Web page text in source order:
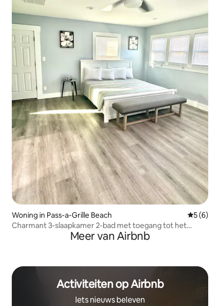
Woning in Pass-a-Grille Beach
5 (6)
Charmant 3-slaapkamer 2-bad met toegang tot het
Meer van Airbnb
Activiteiten op Airbnb
Iets nieuws beleven